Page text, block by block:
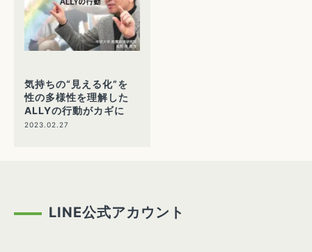
気持ちの“見える化”を
性の多様性を理解した
ALLYの行動がカギに
2023.02.27
LINE公式アカウント